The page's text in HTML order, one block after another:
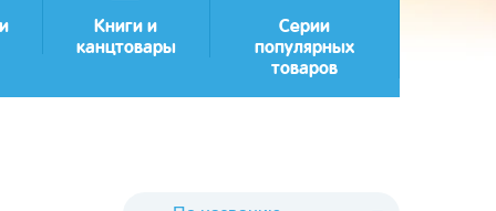
Книги и
канцтовары
Серии
популярных
товаров